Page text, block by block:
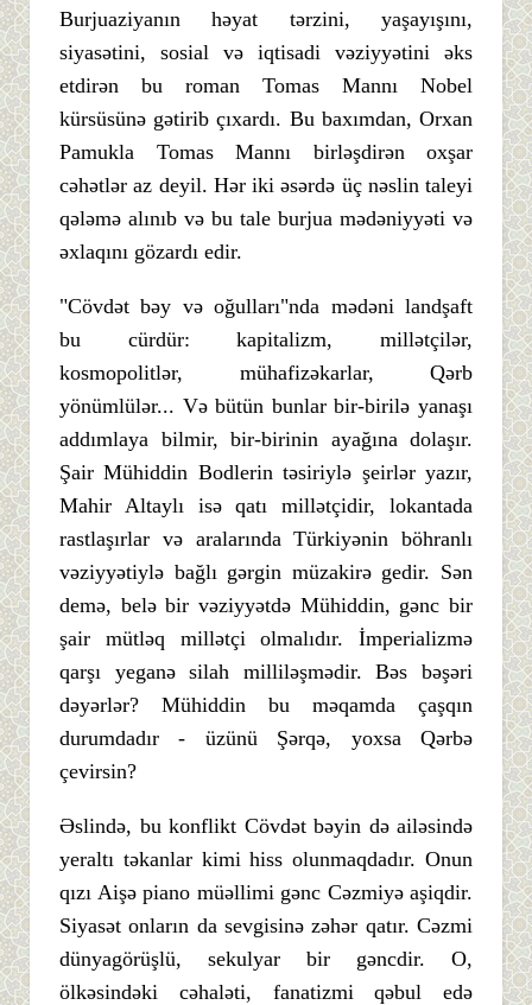
Burjuaziyanın həyat tərzini, yaşayışını,
siyasətini, sosial və iqtisadi vəziyyətini əks
etdirən bu roman Tomas Mannı Nobel
kürsüsünə gətirib çıxardı. Bu baxımdan, Orxan
Pamukla Tomas Mannı birləşdirən oxşar
cəhətlər az deyil. Hər iki əsərdə üç nəslin taleyi
qələmə alınıb və bu tale burjua mədəniyyəti və
əxlaqını gözardı edir.
"Cövdət bəy və oğulları"nda mədəni landşaft
bu cürdür: kapitalizm, millətçilər,
kosmopolitlər, mühafizəkarlar, Qərb
yönümlülər... Və bütün bunlar bir-birilə yanaşı
addımlaya bilmir, bir-birinin ayağına dolaşır.
Şair Mühiddin Bodlerin təsiriylə şeirlər yazır,
Mahir Altaylı isə qatı millətçidir, lokantada
rastlaşırlar və aralarında Türkiyənin böhranlı
vəziyyətiylə bağlı gərgin müzakirə gedir. Sən
demə, belə bir vəziyyətdə Mühiddin, gənc bir
şair mütləq millətçi olmalıdır. İmperializmə
qarşı yeganə silah milliləşmədir. Bəs bəşəri
dəyərlər? Mühiddin bu məqamda çaşqın
durumdadır - üzünü Şərqə, yoxsa Qərbə
çevirsin?
Əslində, bu konflikt Cövdət bəyin də ailəsində
yeraltı təkanlar kimi hiss olunmaqdadır. Onun
qızı Aişə piano müəllimi gənc Cəzmiyə aşiqdir.
Siyasət onların da sevgisinə zəhər qatır. Cəzmi
dünyagörüşlü, sekulyar bir gəncdir. O,
ölkəsindəki cəhaləti, fanatizmi qəbul edə